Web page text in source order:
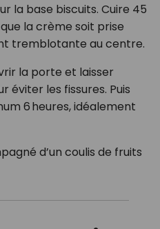
la base biscuits. Cuire 45
la crème soit prise
tremblotante au centre.
la porte et laisser
éviter les fissures. Puis
6 heures, idéalement
d’un coulis de fruits